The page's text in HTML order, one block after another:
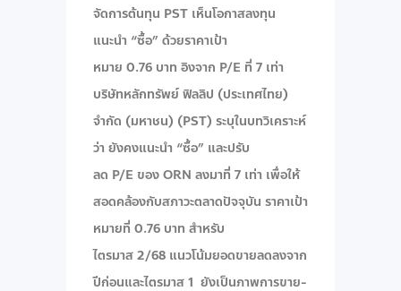
จัดการต้นทุน PST เห็นโอกาสลงทุน
แนะนำ “ซื้อ” ด้วยราคาเป้า
หมาย 0.76 บาท อิงจาก P/E ที่ 7 เท่า
บริษัทหลักทรัพย์ ฟิลลิป (ประเทศไทย)
จำกัด (มหาชน) (PST) ระบุในบทวิเคราะห์
ว่า ยังคงแนะนำ “ซื้อ” และปรับ
ลด P/E ของ ORN ลงมาที่ 7 เท่า เพื่อให้
สอดคล้องกับสภาวะตลาดปัจจุบัน ราคาเป้า
หมายที่ 0.76 บาท สำหรับ
ไตรมาส 2/68 แนวโน้มยอดขายลดลงจาก
ปีก่อนและไตรมาส 1 ยังเป็นภาพการขาย-